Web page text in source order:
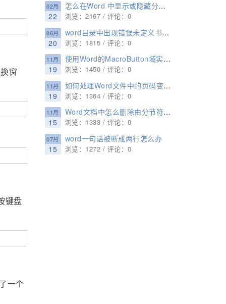
窗
键盘
一个
02月
22
怎么在Word 中显示或隐藏分节符(Word 分页符设置方法）
浏览：2167 / 评论：0
06月
20
word目录中出现错误未定义书签怎么办
浏览：1815 / 评论：0
11月
19
使用Word的MacroButton域实现Word文档中输入提示的设置方法
浏览：1450 / 评论：0
11月
19
如何处理Word文件中的页码变成{PAGE \* MERGEFORMAT}
浏览：1364 / 评论：0
11月
15
Word文档中怎么删除由分节符导致的空白页
浏览：1333 / 评论：0
07月
15
word一句话被断成两行怎么办
浏览：1272 / 评论：0